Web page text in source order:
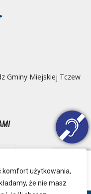
komfort użytkowania,
że nie masz
Gminy Miejskiej Tczew
Danych Osobowych